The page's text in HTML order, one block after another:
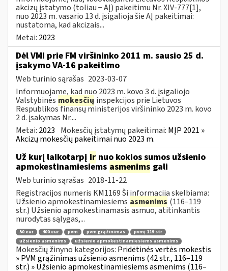
akcizų įstatymo (toliau − AĮ) pakeitimu Nr. XIV-777[1],
nuo 2023 m. vasario 13 d. įsigalioja šie AĮ pakeitimai:
nustatoma, kad akcizais...
Metai: 2023
Dėl VMI prie FM viršininko 2011 m. sausio 25 d.
įsakymo VA-16 pakeitimo
Web turinio sąrašas 2023-03-07
Informuojame, kad nuo 2023 m. kovo 3 d. įsigaliojo
Valstybinės mokesčių inspekcijos prie Lietuvos
Respublikos finansų ministerijos viršininko 2023 m. kovo
2 d. įsakymas Nr....
Metai: 2023 Mokesčių įstatymų pakeitimai: MĮP 2021 »
Akcizų mokesčių pakeitimai nuo 2023 m.
Už kurį laikotarpį ir nuo kokios sumos užsienio
apmokestinamiesiems asmenims gali
Web turinio sąrašas 2018-11-22
Registracijos numeris KM1169 Ši informacija skelbiama:
Užsienio apmokestinamiesiems asmenims (116–119
str.) Užsienio apmokestinamasis asmuo, atitinkantis
nurodytas sąlygas,...
50 eur 400 eur pvm pvm grąžinimas
pvmį 119 str
užsienio asmenims
užsienio apmokestinamiesiems asmenims
Mokesčių žinyno kategorijos: Pridėtinės vertės mokestis
» PVM grąžinimas užsienio asmenims (42 str., 116–119
str.) » Užsienio apmokestinamiesiems asmenims (116–